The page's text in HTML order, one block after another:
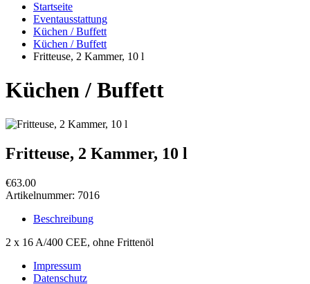
Startseite
Eventausstattung
Küchen / Buffett
Küchen / Buffett
Fritteuse, 2 Kammer, 10 l
Küchen / Buffett
Fritteuse, 2 Kammer, 10 l
€63.00
Artikelnummer: 7016
Beschreibung
2 x 16 A/400 CEE, ohne Frittenöl
Impressum
Datenschutz